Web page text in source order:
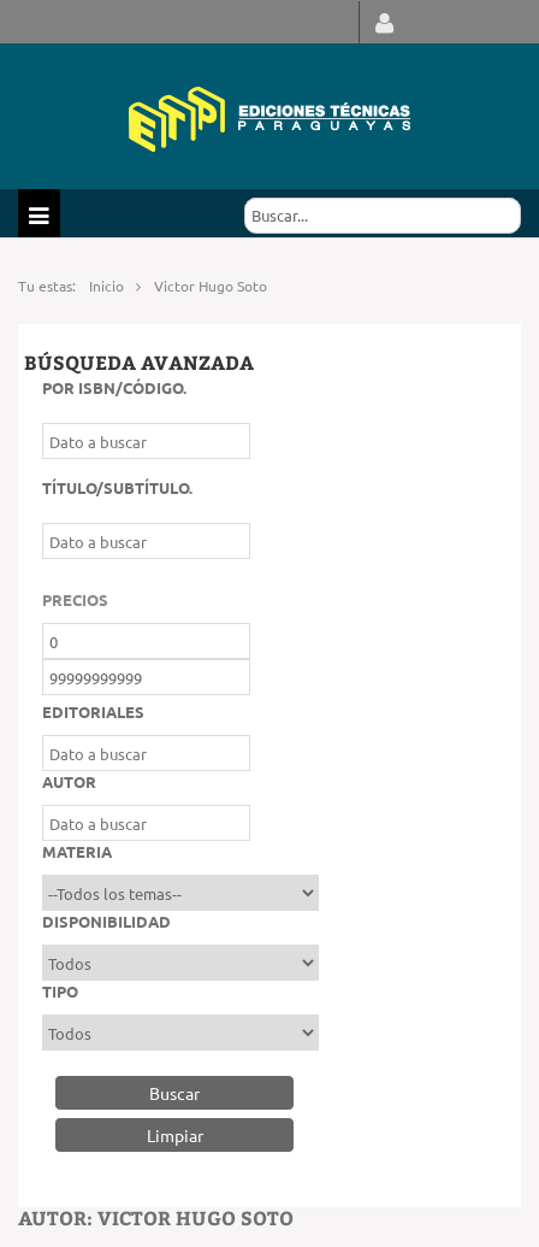
Tu estas: Inicio Victor Hugo Soto
BÚSQUEDA AVANZADA
POR ISBN/CÓDIGO.
TÍTULO/SUBTÍTULO.
PRECIOS
EDITORIALES
AUTOR
MATERIA
DISPONIBILIDAD
TIPO
Buscar
AUTOR: VICTOR HUGO SOTO